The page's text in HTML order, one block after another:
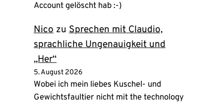
Account gelöscht hab :-)
Nico zu Sprechen mit Claudio,
sprachliche Ungenauigkeit und
„Her“
5. August 2026
Wobei ich mein liebes Kuschel- und
Gewichtsfaultier nicht mit the technology